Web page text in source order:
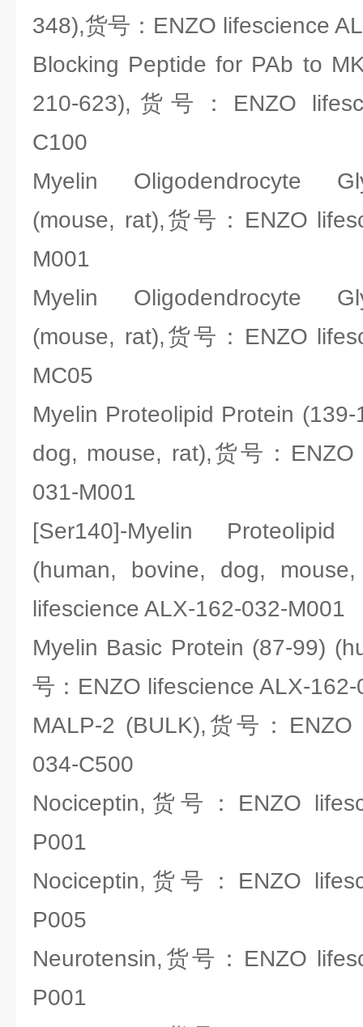
348),货号：ENZO lifescience
Blocking Peptide for PAb to
210-623),货号：ENZO
C100
Myelin Oligodendrocyte
(mouse, rat),货号：ENZO
M001
Myelin Oligodendrocyte
(mouse, rat),货号：ENZO
MC05
Myelin Proteolipid Protein
dog, mouse, rat),货号：ENZO
031-M001
[Ser140]-Myelin
(human, bovine, dog,
lifescience ALX-162-032-M001
Myelin Basic Protein (87-99)
号：ENZO lifescience ALX-
MALP-2 (BULK),货号：ENZO
034-C500
Nociceptin,货号：ENZO
P001
Nociceptin,货号：ENZO
P005
Neurotensin,货号：ENZO
P001